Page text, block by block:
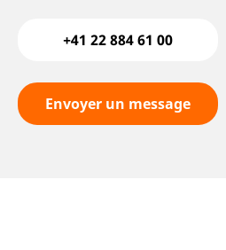
+41 22 884 61 00
Envoyer un message